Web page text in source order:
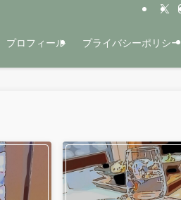
プロフィール プライバシーポリシー